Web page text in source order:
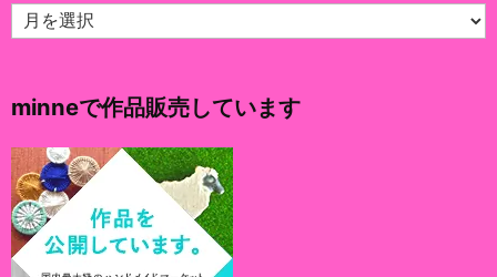
ア
ー
ブ
minneで作品販売しています